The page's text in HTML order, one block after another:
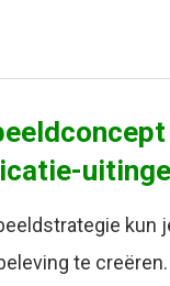
kun
te